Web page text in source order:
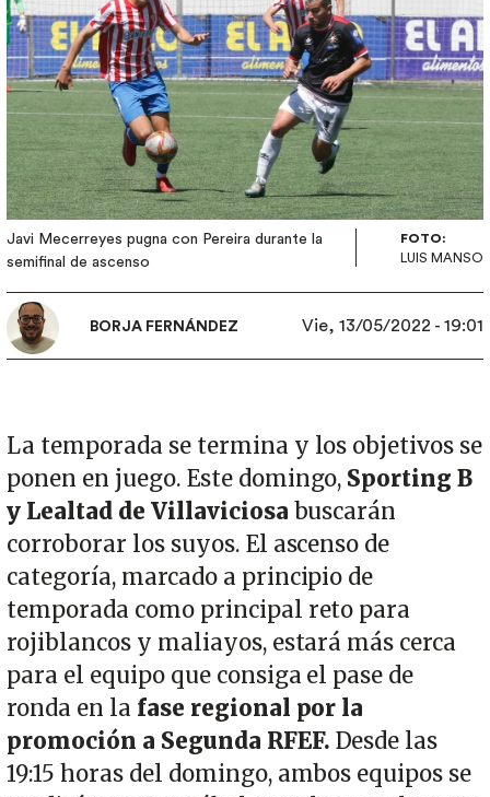
Javi Mecerreyes pugna con Pereira durante la
semifinal de ascenso
FOTO:
LUIS MANSO
BORJA FERNÁNDEZ Vie, 13/05/2022 - 19:01
La temporada se termina y los objetivos se
ponen en juego. Este domingo, Sporting B
y Lealtad de Villaviciosa buscarán
corroborar los suyos. El ascenso de
categoría, marcado a principio de
temporada como principal reto para
rojiblancos y maliayos, estará más cerca
para el equipo que consiga el pase de
ronda en la fase regional por la
promoción a Segunda RFEF. Desde las
19:15 horas del domingo, ambos equipos se